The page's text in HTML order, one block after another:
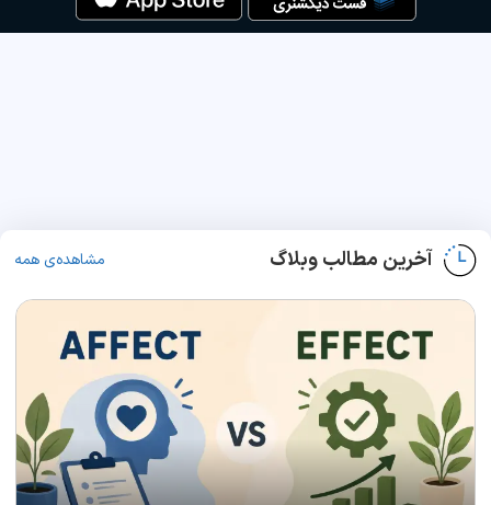
آخرین مطالب وبلاگ مشاهده‌ی همه